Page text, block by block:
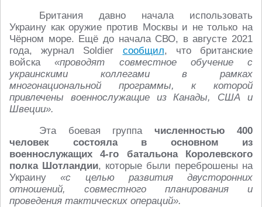
Британия давно начала использовать
Украину как оружие против Москвы и не только на
Чёрном море. Ещё до начала СВО, в августе 2021
года, журнал Soldier сообщил, что британские
войска«проводят совместное обучение с
украинскими коллегами в рамках
многонациональной программы, к которой
привлечены военнослужащие из Канады, США и
Швеции».
Эта боевая группа численностью 400
человек состояла в основном из
военнослужащих 4-го батальона Королевского
полка Шотландии, которые были переброшены на
Украину«с целью развития двусторонних
отношений, совместного планирования и
проведения тактических операций».